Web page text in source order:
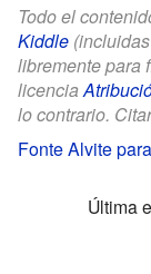
Todo el
Kiddle
libremente para
licencia
lo contrario.
Fonte Alvite
Última